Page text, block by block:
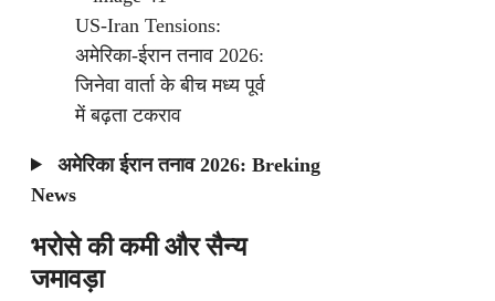
US-Iran Tensions:
अमेरिका-ईरान तनाव 2026:
जिनेवा वार्ता के बीच मध्य पूर्व
में बढ़ता टकराव
अमेरिका ईरान तनाव 2026: Breking
News
भरोसे की कमी और सैन्य
जमावड़ा